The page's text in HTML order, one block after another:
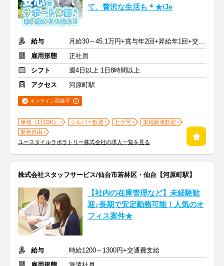
て、贅沢な生活も＊★/Je
給与
月給30～45.1万円+賞与年2回+昇給年1回+交通費全額
雇用形態
正社員
シフト
週4日以上 1日8時間以上
アクセス
河原町駅
オンライン面接可
単発（1日OK） シルバー歓迎 ヒゲ可
未経験者歓迎
髪色自由
ユースタイルラボラトリー株式会社の求人一覧を見る
株式会社スタッフサービス/仙台市若林区・仙台【河原町駅】
【社内の在庫管理など】未経験歓
迎♪長期で安定勤務可能！人気のオ
フィス案件★
給与
時給1200～1300円+交通費支給